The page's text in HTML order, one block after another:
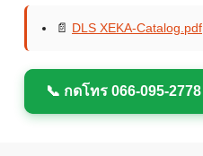
📄 DLS XEKA-Catalog.pdf
📞 กดโทร 066-095-2778